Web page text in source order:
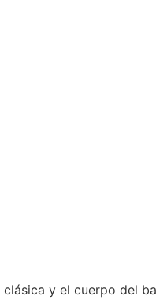
y el cuerpo del